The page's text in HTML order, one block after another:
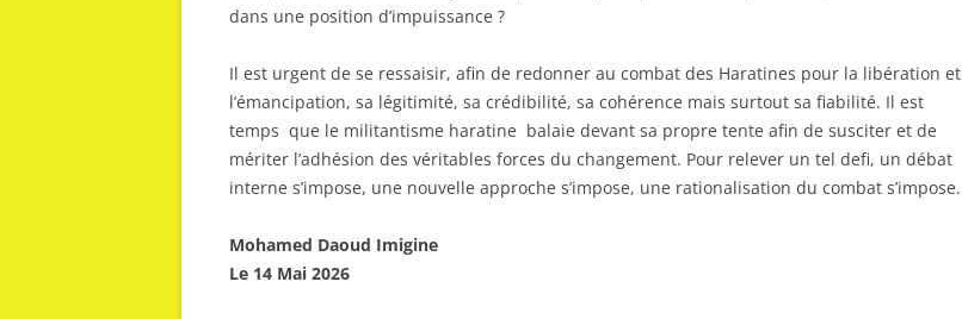
dans une position d’impuissance ?
Il est urgent de se ressaisir, afin de redonner au combat des Haratines pour la libération et
l’émancipation, sa légitimité, sa crédibilité, sa cohérence mais surtout sa fiabilité. Il est
temps que le militantisme haratine balaie devant sa propre tente afin de susciter et de
mériter l’adhésion des véritables forces du changement. Pour relever un tel defi, un débat
interne s’impose, une nouvelle approche s’impose, une rationalisation du combat s’impose.
Mohamed Daoud Imigine
Le 14 Mai 2026